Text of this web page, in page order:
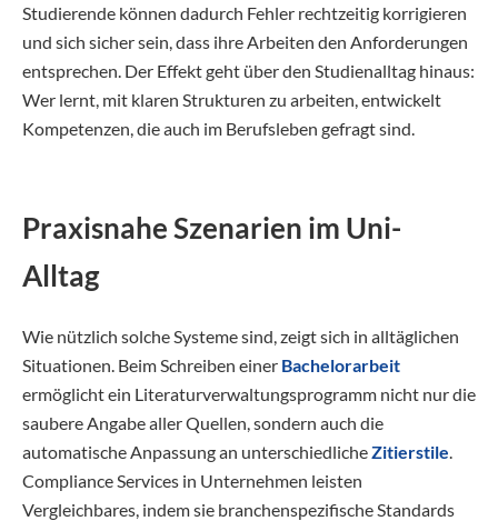
Studierende können dadurch Fehler rechtzeitig korrigieren
und sich sicher sein, dass ihre Arbeiten den Anforderungen
entsprechen. Der Effekt geht über den Studienalltag hinaus:
Wer lernt, mit klaren Strukturen zu arbeiten, entwickelt
Kompetenzen, die auch im Berufsleben gefragt sind.
Praxisnahe Szenarien im Uni-
Alltag
Wie nützlich solche Systeme sind, zeigt sich in alltäglichen
Situationen. Beim Schreiben einer Bachelorarbeit
ermöglicht ein Literaturverwaltungsprogramm nicht nur die
saubere Angabe aller Quellen, sondern auch die
automatische Anpassung an unterschiedlicheZitierstile.
Compliance Services in Unternehmen leisten
Vergleichbares, indem sie branchenspezifische Standards